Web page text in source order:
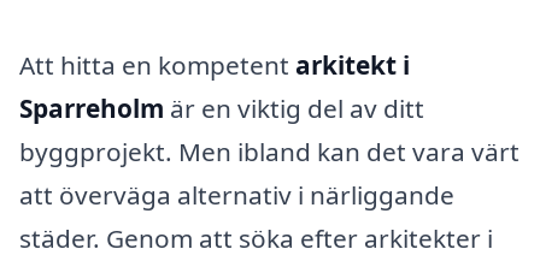
Att hitta en kompetent arkitekt i
Sparreholm är en viktig del av ditt
byggprojekt. Men ibland kan det vara värt
att överväga alternativ i närliggande
städer. Genom att söka efter arkitekter i